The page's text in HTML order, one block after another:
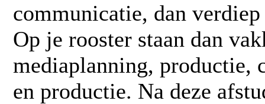
communicatie, dan
Op je rooster staan dan
mediaplanning, productie,
en productie. Na deze